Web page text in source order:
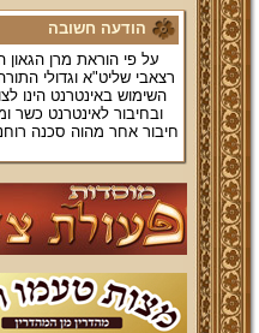
הודעה חשובה
על פי הוראת מרן הגאון
רצאבי שליט"א וגדולי
השימוש באינטרנט הינו
ובחיבור לאינטרנט כשר
חיבור אחר מהוה סכנה